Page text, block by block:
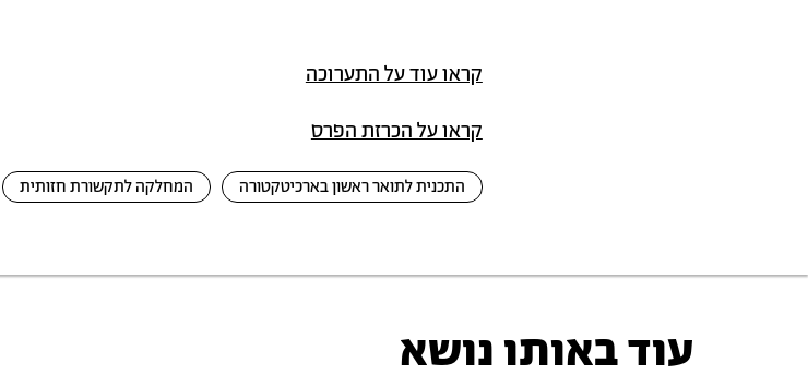
קראו עוד על התערוכה
קראו על הכרזת הפרס
התכנית לתואר ראשון בארכיטקטורה המחלקה לתקשורת חזותית
עוד באותו נושא